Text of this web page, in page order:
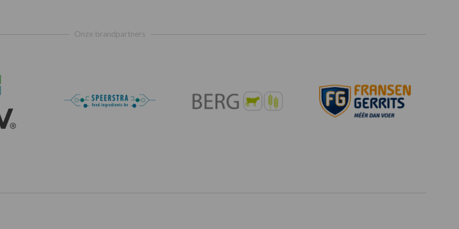
Onze brandpartners